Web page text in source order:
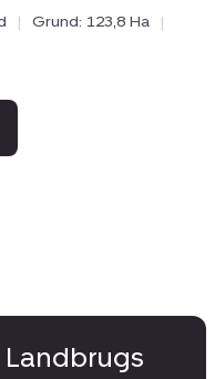
| Grund: 123,8 Ha
|